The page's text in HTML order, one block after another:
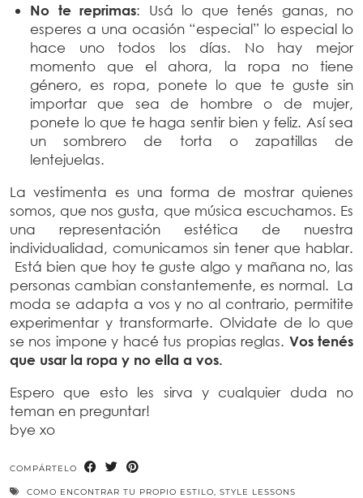
No te reprimas: Usá lo que tenés ganas, no
esperes a una ocasión “especial” lo especial lo
hace uno todos los días. No hay mejor
momento que el ahora, la ropa no tiene
género, es ropa, ponete lo que te guste sin
importar que sea de hombre o de mujer,
ponete lo que te haga sentir bien y feliz. Así sea
un sombrero de torta o zapatillas de
lentejuelas.
La vestimenta es una forma de mostrar quienes
somos, que nos gusta, que música escuchamos. Es
una representación estética de nuestra
individualidad, comunicamos sin tener que hablar.
Está bien que hoy te guste algo y mañana no, las
personas cambian constantemente, es normal. La
moda se adapta a vos y no al contrario, permitite
experimentar y transformarte. Olvidate de lo que
se nos impone y hacé tus propias reglas. Vos tenés
que usar la ropa y no ella a vos.
Espero que esto les sirva y cualquier duda no
teman en preguntar!
bye xo
COMPÁRTELO
COMO ENCONTRAR TU PROPIO ESTILO STYLE LESSONS